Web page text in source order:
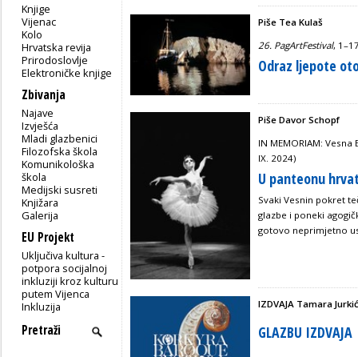
Knjige
Vijenac
Kolo
Hrvatska revija
Prirodoslovlje
Elektroničke knjige
Zbivanja
Najave
Izvješća
Mladi glazbenici
Filozofska škola
Komunikološka
škola
Medijski susreti
Knjižara
Galerija
EU Projekt
Uključiva kultura -
potpora socijalnoj
inkluziji kroz kulturu
putem Vijenca
Inkluzija
Piše Tea Kulaš
26. PagArtFestival,
Odraz ljepote
Piše Davor Schopf
IN MEMORIAM:
IX. 2024)
U panteonu
Svaki Vesnin pokret
glazbe i poneki
gotovo neprimjetno
IZDVAJA Tamara
GLAZBU IZDVAJA